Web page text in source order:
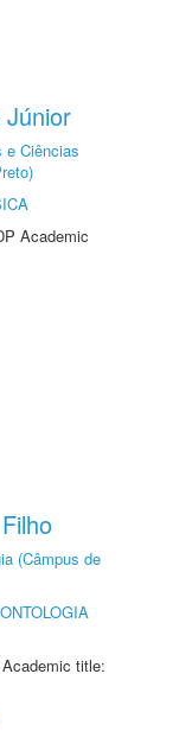
e Ciências
Academic
(Câmpus de
title: